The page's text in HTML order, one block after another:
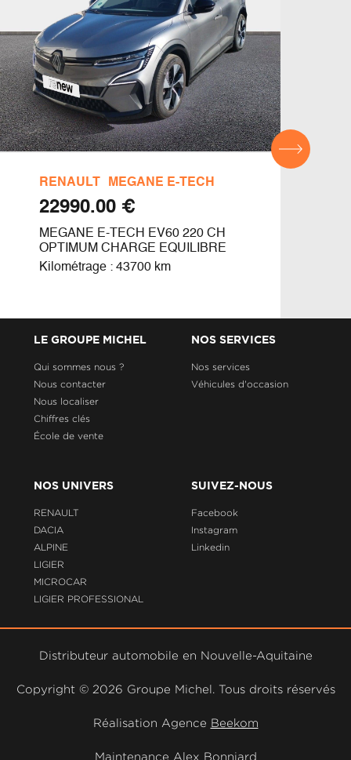
RENAULT MEGANE E-TECH
€ 22990.00
MEGANE E-TECH EV60 220 CH
OPTIMUM CHARGE EQUILIBRE
Kilométrage : 43700 km
LE GROUPE MICHEL
Qui sommes nous ?
Nous contacter
Nous localiser
Chiffres clés
École de vente
NOS SERVICES
Nos services
Véhicules d'occasion
NOS UNIVERS
RENAULT
DACIA
ALPINE
LIGIER
MICROCAR
LIGIER PROFESSIONAL
SUIVEZ-NOUS
Facebook
Instagram
Linkedin
Distributeur automobile en Nouvelle-Aquitaine
Copyright © 2026 Groupe Michel. Tous droits réservés
Réalisation Agence Beekom
Maintenance Alex Bonniard